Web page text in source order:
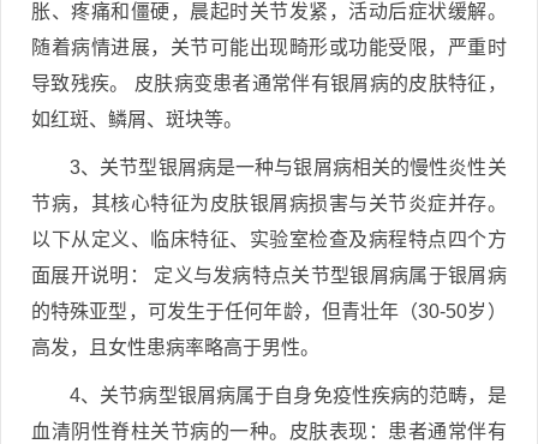
胀、疼痛和僵硬，晨起时关节发紧，活动后症状缓解。
随着病情进展，关节可能出现畸形或功能受限，严重时
导致残疾。 皮肤病变患者通常伴有银屑病的皮肤特征，
如红斑、鳞屑、斑块等。
3、关节型银屑病是一种与银屑病相关的慢性炎性关
节病，其核心特征为皮肤银屑病损害与关节炎症并存。
以下从定义、临床特征、实验室检查及病程特点四个方
面展开说明： 定义与发病特点关节型银屑病属于银屑病
的特殊亚型，可发生于任何年龄，但青壮年（30-50岁）
高发，且女性患病率略高于男性。
4、关节病型银屑病属于自身免疫性疾病的范畴，是
血清阴性脊柱关节病的一种。皮肤表现：患者通常伴有